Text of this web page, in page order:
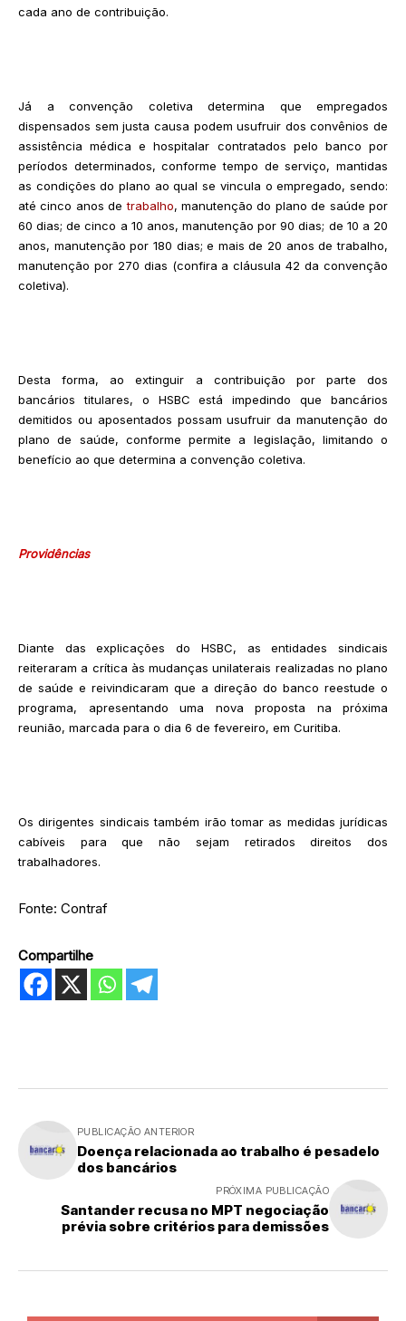
cada ano de contribuição.
Já a convenção coletiva determina que empregados
dispensados sem justa causa podem usufruir dos convênios de
assistência médica e hospitalar contratados pelo banco por
períodos determinados, conforme tempo de serviço, mantidas
as condições do plano ao qual se vincula o empregado, sendo:
até cinco anos detrabalho, manutenção do plano de saúde por
60 dias; de cinco a 10 anos, manutenção por 90 dias; de 10 a 20
anos, manutenção por 180 dias; e mais de 20 anos de trabalho,
manutenção por 270 dias (confira a cláusula 42 da convenção
coletiva).
Desta forma, ao extinguir a contribuição por parte dos
bancários titulares, o HSBC está impedindo que bancários
demitidos ou aposentados possam usufruir da manutenção do
plano de saúde, conforme permite a legislação, limitando o
benefício ao que determina a convenção coletiva.
Providências
Diante das explicações do HSBC, as entidades sindicais
reiteraram a crítica às mudanças unilaterais realizadas no plano
de saúde e reivindicaram que a direção do banco reestude o
programa, apresentando uma nova proposta na próxima
reunião, marcada para o dia 6 de fevereiro, em Curitiba.
Os dirigentes sindicais também irão tomar as medidas jurídicas
cabíveis para que não sejam retirados direitos dos
trabalhadores.
Fonte: Contraf
Compartilhe
PUBLICAÇÃO ANTERIOR
Doença relacionada ao trabalho é pesadelo
dos bancários
PRÓXIMA PUBLICAÇÃO
Santander recusa no MPT negociação
prévia sobre critérios para demissões